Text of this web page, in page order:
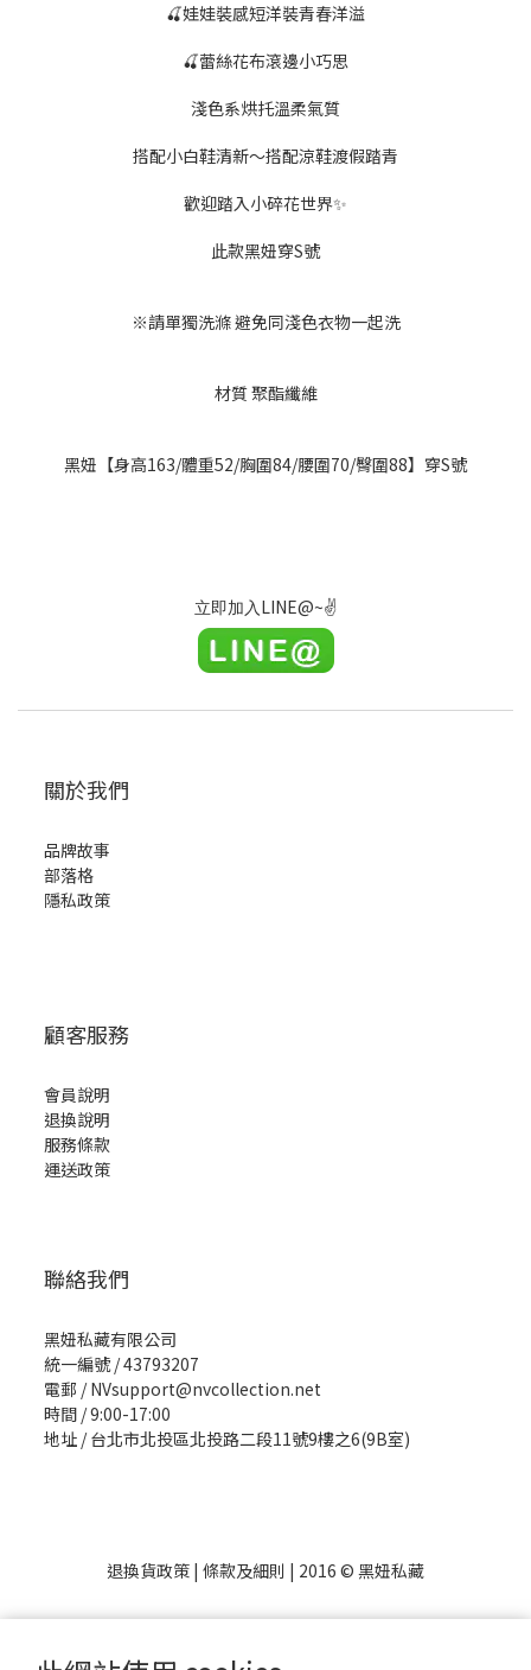
🍒娃娃裝感短洋裝青春洋溢
🍒蕾絲花布滾邊小巧思
淺色系烘托溫柔氣質
搭配小白鞋清新～搭配涼鞋渡假踏青
歡迎踏入小碎花世界✨
此款黑妞穿S號
※請單獨洗滌 避免同淺色衣物一起洗
材質 聚酯纖維
黑妞【身高163/體重52/胸圍84/腰圍70/臀圍88】穿S號
立即加入 LINE@~✌
關於我們
品牌故事
部落格
隱私政策
顧客服務
會員說明
退換說明
服務條款
運送政策
聯絡我們
黑妞私藏有限公司
統一編號 / 43793207
電郵 / NVsupport@nvcollection.net
時間 / 9:00-17:00
地址 / 台北市北投區北投路二段11號9樓之6(9B室)
退換貨政策 | 條款及細則 | 2016 © 黑妞私藏